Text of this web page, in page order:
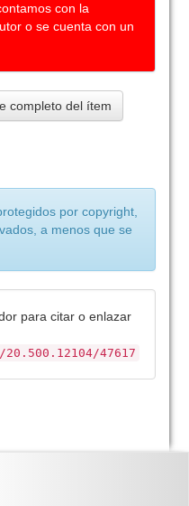
con la
o se cuenta con un
completo del ítem
por copyright,
a menos que se
para citar o enlazar
47617